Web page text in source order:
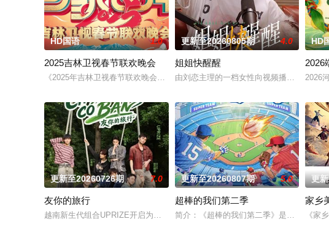
HD国语 1.0
2025吉林卫视春节联欢晚会
《2025年吉林卫视春节联欢晚会》主题依旧围绕“回家过年”展开。通过“新东北
更新至20260805期 4.0
姐姐快醒醒
由刘恋主理的一档女性向视频播客节目，
HD
2026
2026
更新至20260726期 7.0
友你的旅行
越南新生代组合UPRIZE开启为期10天的中国湖南深度旅程，10天时间里他们走
更新至20260807期 5.0
超棒的我们第二季
简介：《超棒的我们第二季》是一档运动
更
家乡
《家